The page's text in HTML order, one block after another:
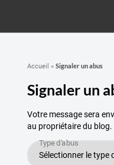
Accueil » Signaler un abus
Signaler un
Votre message sera
au propriétaire du blog.